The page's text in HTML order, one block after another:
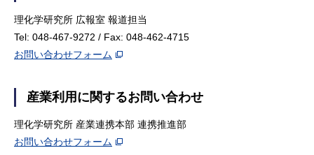
理化学研究所 広報室 報道担当
Tel: 048-467-9272 / Fax: 048-462-4715
お問い合わせフォーム
産業利用に関するお問い合わせ
理化学研究所 産業連携本部 連携推進部
お問い合わせフォーム